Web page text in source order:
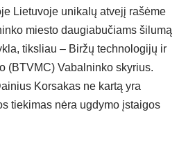
Lietuvoje unikalų atvejį rašėme
miesto daugiabučiams šilumą
tiksliau – Biržų technologijų ir
(BTVMC) Vabalninko skyrius.
Korsakas ne kartą yra
tiekimas nėra ugdymo įstaigos